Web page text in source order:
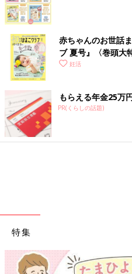
赤ちゃんのお世話
ブ 夏号』〈巻頭大
く！ おっぱい・ミ
妊活
もらえる年金25万
PR(くらしの話題)
特集